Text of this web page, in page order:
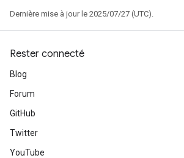
Dernière mise à jour le 2025/07/27 (UTC).
Rester connecté
Blog
Forum
GitHub
Twitter
YouTube